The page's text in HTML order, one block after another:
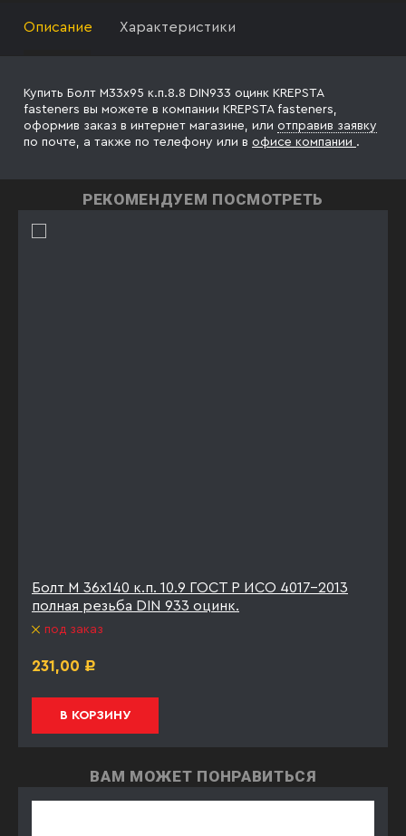
Описание Характеристики
Купить Болт М33х95 к.п.8.8 DIN933 оцинк KREPSTA
fasteners вы можете в компании KREPSTA fasteners,
оформив заказ в интернет магазине, или отправив заявку
по почте, а также по телефону или в офисе компании .
РЕКОМЕНДУЕМ ПОСМОТРЕТЬ
Болт М 36х140 к.п. 10.9 ГОСТ Р ИСО 4017-2013
полная резьба DIN 933 оцинк.
под заказ
231,00 Р
В КОРЗИНУ
ВАМ МОЖЕТ ПОНРАВИТЬСЯ